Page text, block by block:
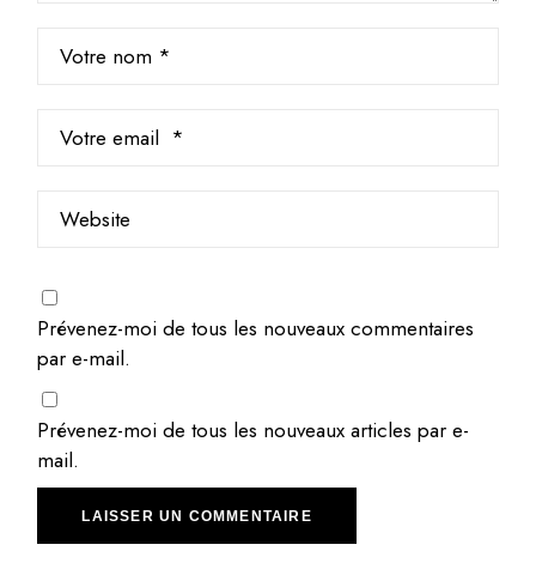
Prévenez-moi de tous les nouveaux commentaires
par e-mail.
Prévenez-moi de tous les nouveaux articles par e-
mail.
LAISSER UN COMMENTAIRE